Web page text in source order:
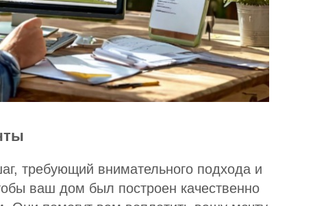
требующий внимательного подхода и
ваш дом был построен качественно
ДОКУМЕНТЫ
Политика
конфиденциальности
КОНТАКТЫ
ООО СК "БРАИТ-ГРУПП"